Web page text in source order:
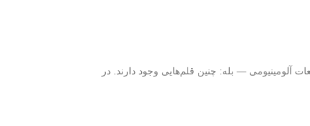
آلومینیومی — بله: چنین قلم‌هایی وجود دارند. در